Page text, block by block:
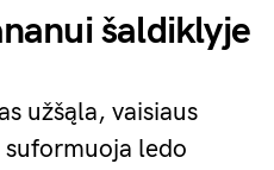
šaldiklyje
užšąla, vaisiaus
suformuoja ledo